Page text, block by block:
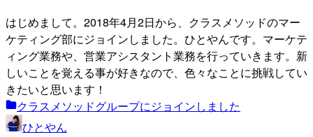
はじめまして。2018年4月2日から、クラスメソッドのマー
ケティング部にジョインしました。ひとやんです。マーケテ
ィング業務や、営業アシスタント業務を行っていきます。新
しいことを覚える事が好きなので、色々なことに挑戦してい
きたいと思います！
クラスメソッドグループにジョインしました
ひとやん